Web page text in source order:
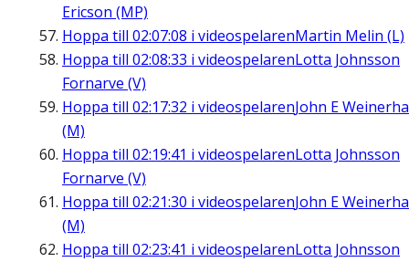
Ericson (MP)
Hoppa till 02:07:08 i videospelarenMartin Melin (L)
Hoppa till 02:08:33 i videospelarenLotta Johnsson
Fornarve (V)
Hoppa till 02:17:32 i videospelarenJohn E
(M)
Hoppa till 02:19:41 i videospelarenLotta Johnsson
Fornarve (V)
Hoppa till 02:21:30 i videospelarenJohn E
(M)
Hoppa till 02:23:41 i videospelarenLotta Johnsson